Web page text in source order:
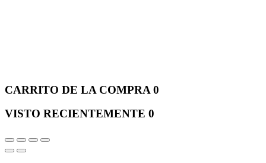
CARRITO DE LA COMPRA 0
VISTO RECIENTEMENTE 0